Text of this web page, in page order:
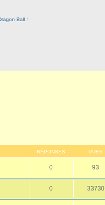
RÉPONSES VUES
0 93
0 33730